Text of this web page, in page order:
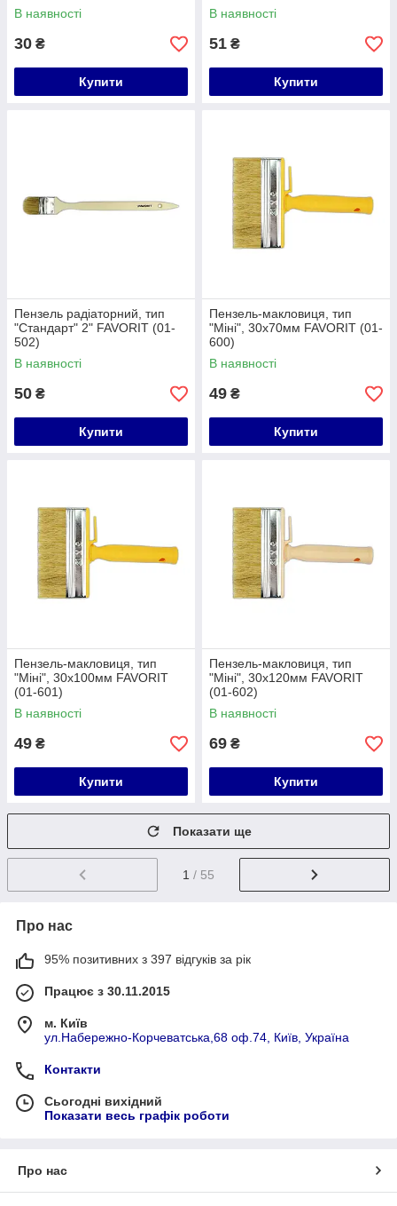
В наявності
30 ₴
Купити
В наявності
51 ₴
Купити
Пензель радіаторний, тип
"Стандарт" 2" FAVORIT (01-
502)
В наявності
50 ₴
Купити
Пензель-макловиця, тип
"Міні", 30х70мм FAVORIT (01-
600)
В наявності
49 ₴
Купити
Пензель-макловиця, тип
"Міні", 30х100мм FAVORIT
(01-601)
В наявності
49 ₴
Купити
Пензель-макловиця, тип
"Міні", 30х120мм FAVORIT
(01-602)
В наявності
69 ₴
Купити
Показати ще
1 / 55
Про нас
95% позитивних з 397 відгуків за рік
Працює з 30.11.2015
м. Київ
ул.Набережно-Корчеватська,68 оф.74, Київ, Україна
Контакти
Сьогодні вихідний
Показати весь графік роботи
Про нас